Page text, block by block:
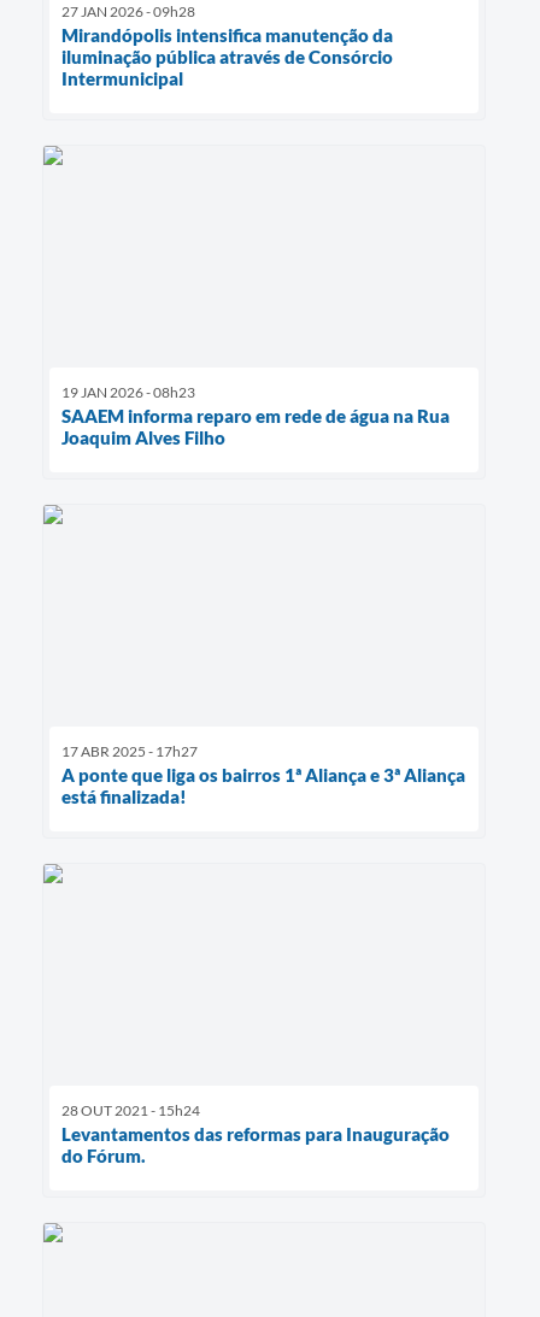
27 JAN 2026 - 09h28
Mirandópolis intensifica manutenção da
iluminação pública através de Consórcio
Intermunicipal
19 JAN 2026 - 08h23
SAAEM informa reparo em rede de água na Rua
Joaquim Alves Filho
17 ABR 2025 - 17h27
A ponte que liga os bairros 1ª Aliança e 3ª Aliança
está finalizada!
28 OUT 2021 - 15h24
Levantamentos das reformas para Inauguração
do Fórum.